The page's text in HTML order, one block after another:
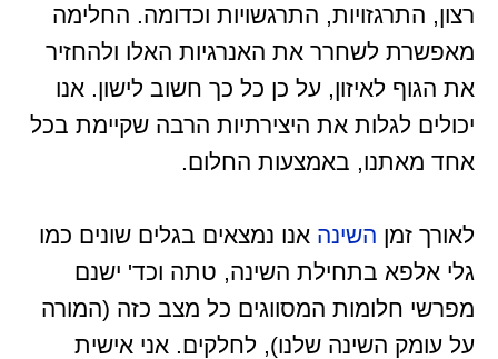
רצון, התרגזויות, התרגשויות וכדומה. החלימה
מאפשרת לשחרר את האנרגיות האלו ולהחזיר
את הגוף לאיזון, על כן כל כך חשוב לישון. אנו
יכולים לגלות את היצירתיות הרבה שקיימת בכל
אחד מאתנו, באמצעות החלום.
לאורך זמן השינה אנו נמצאים בגלים שונים כמו
גלי אלפא בתחילת השינה, טתה וכד' ישנם
מפרשי חלומות המסווגים כל מצב כזה (המורה
על עומק השינה שלנו), לחלקים. אני אישית